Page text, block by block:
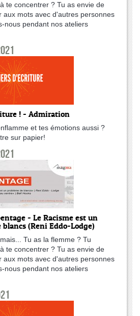
te concentrer ? Tu as envie de
aux mots avec d'autres personnes
nous pendant nos ateliers
! - Admiration
et tes émotions aussi ?
sur papier!
- Le Racisme est un
blancs (Reni Eddo-Lodge)
Tu as la flemme ? Tu
te concentrer ? Tu as envie de
aux mots avec d'autres personnes
nous pendant nos ateliers